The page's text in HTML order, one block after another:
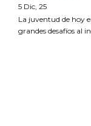
5 Dic, 25
La juventud de hoy
grandes desafíos al